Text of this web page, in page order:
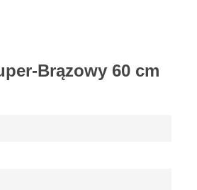
Brązowy 60 cm